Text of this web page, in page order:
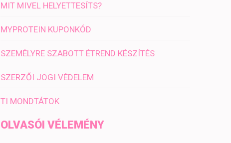
MIT MIVEL HELYETTESÍTS?
MYPROTEIN KUPONKÓD
SZEMÉLYRE SZABOTT ÉTREND KÉSZÍTÉS
SZERZŐI JOGI VÉDELEM
TI MONDTÁTOK
OLVASÓI VÉLEMÉNY